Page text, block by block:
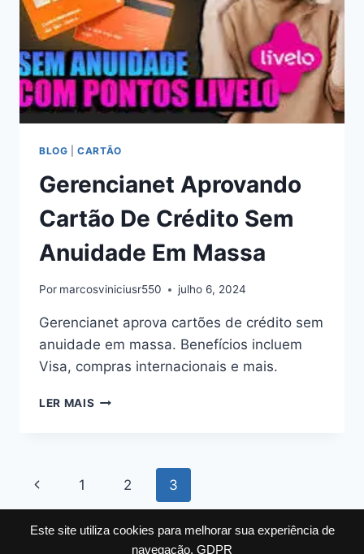
Este site utiliza cookies para melhorar sua experiência de
navegação. GDPR
BLOG |CARTÃO
Gerencianet Aprovando
Cartão De Crédito Sem
Anuidade Em Massa
Por marcosviniciusr550 julho 6, 2024
Gerencianet aprova cartões de crédito sem
anuidade em massa. Benefícios incluem
Visa, compras internacionais e mais.
LER MAIS GERENCIANET
MASSA
Navegação
da
Página
Anterior
1 2 3